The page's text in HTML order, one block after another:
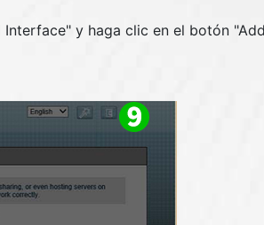
Interface" y haga clic en el botón "